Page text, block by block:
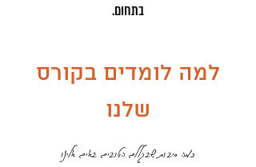
בתחום.
למה לומדים בקורס
שלנו
כמה סיבות שבגללם הטובים באים אלינו